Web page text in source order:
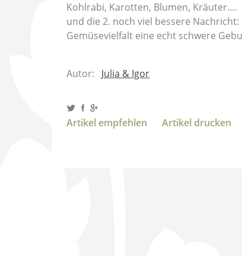
Kohlrabi, Karotten, Blumen, Kräuter....
und die 2. noch viel bessere Nachricht:
Gemüsevielfalt eine echt schwere
Autor: Julia & Igor
Artikel empfehlen Artikel drucken